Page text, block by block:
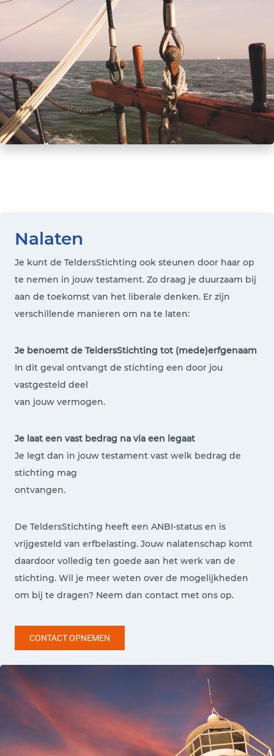
Nalaten
Je kunt de TeldersStichting ook steunen door haar op
te nemen in jouw testament. Zo draag je duurzaam bij
aan de toekomst van het liberale denken. Er zijn
verschillende manieren om na te laten:
Je benoemt de TeldersStichting tot (mede)erfgenaam
In dit geval ontvangt de stichting een door jou
vastgesteld deel
van jouw vermogen.
Je laat een vast bedrag na via een legaat
Je legt dan in jouw testament vast welk bedrag de
stichting mag
ontvangen.
De TeldersStichting heeft een ANBI-status en is
vrijgesteld van erfbelasting. Jouw nalatenschap komt
daardoor volledig ten goede aan het werk van de
stichting. Wil je meer weten over de mogelijkheden
om bij te dragen? Neem dan contact met ons op.
CONTACT OPNEMEN